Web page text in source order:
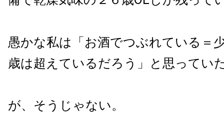
愚かな私は「お酒でつぶれている＝
歳は超えているだろう」と思ってい
が、そうじゃない。